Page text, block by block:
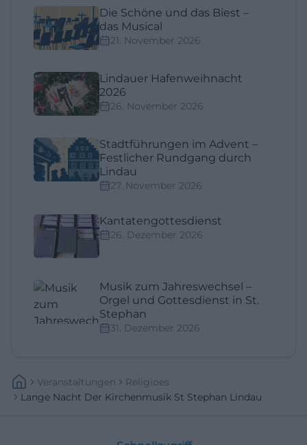
Die Schöne und das Biest –
das Musical
21. November 2026
Lindauer Hafenweihnacht
2026
26. November 2026
Stadtführungen im Advent –
Festlicher Rundgang durch
Lindau
27. November 2026
Kantatengottesdienst
26. Dezember 2026
Musik zum Jahreswechsel –
Orgel und Gottesdienst in St.
Stephan
31. Dezember 2026
Veranstaltungen
Religioes
Lange Nacht Der Kirchenmusik St Stephan Lindau